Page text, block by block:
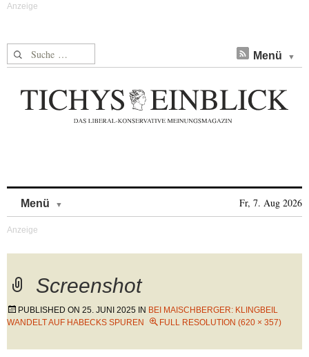
Suche nach: Menü
Menü Fr, 7. Aug 2026
Screenshot
PUBLISHED ON 25. JUNI 2025 IN BEI MAISCHBERGER: KLINGBEIL
WANDELT AUF HABECKS SPUREN
FULL RESOLUTION (620 × 357)